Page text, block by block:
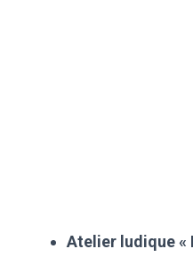
Atelier ludique «